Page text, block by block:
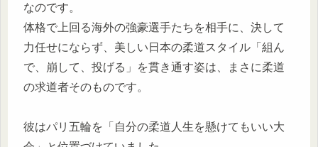
なのです。
体格で上回る海外の強豪選手たちを相手に、決して
力任せにならず、美しい日本の柔道スタイル「組ん
で、崩して、投げる」を貫き通す姿は、まさに柔道
の求道者そのものです。
彼はパリ五輪を「自分の柔道人生を懸けてもいい大